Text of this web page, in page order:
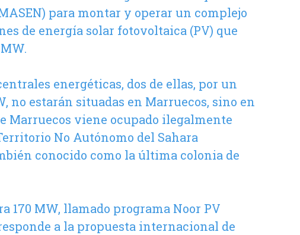
para montar y operar un complejo
de energía solar fotovoltaica (PV) que
energéticas, dos de ellas, por un
no estarán situadas en Marruecos, sino en
Marruecos viene ocupado ilegalmente
No Autónomo del Sahara
conocido como la última colonia de
170 MW, llamado programa Noor PV
a la propuesta internacional de